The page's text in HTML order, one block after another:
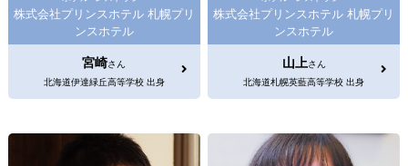
株式会社プリンスホテル 札幌プリ
ンスホテル
宮崎さん
北海道伊達緑丘高等学校 出身
株式会社プリンスホテル 札幌プリ
ンスホテル
山上さん
北海道札幌英藍高等学校 出身